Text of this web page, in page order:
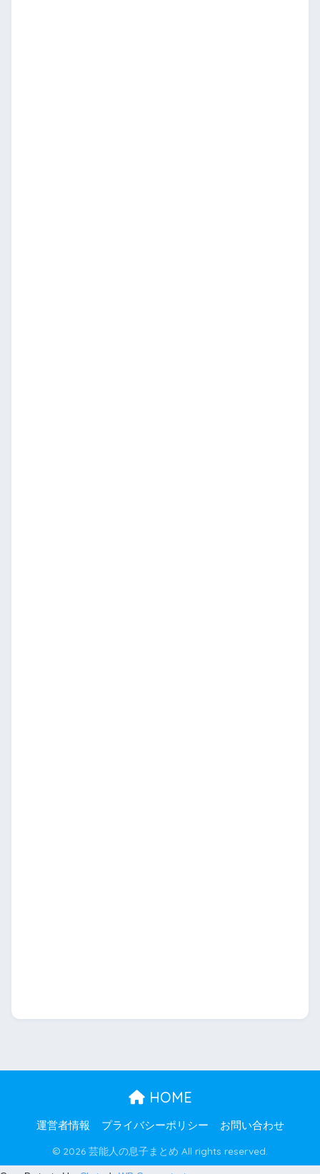
HOME
運営者情報 プライバシーポリシー お問い合わせ
© 2026 芸能人の息子まとめ All rights reserved.